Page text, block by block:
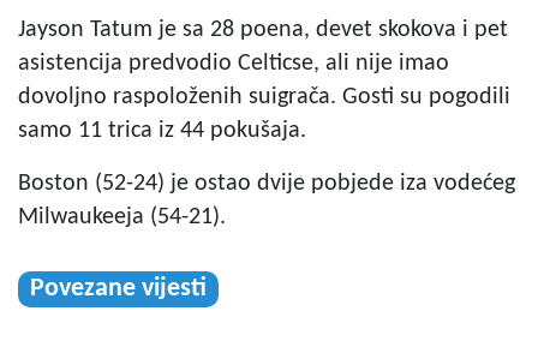
Jayson Tatum je sa 28 poena, devet skokova i pet
asistencija predvodio Celticse, ali nije imao
dovoljno raspoloženih suigrača. Gosti su pogodili
samo 11 trica iz 44 pokušaja.
Boston (52-24) je ostao dvije pobjede iza vodećeg
Milwaukeeja (54-21).
Povezane vijesti